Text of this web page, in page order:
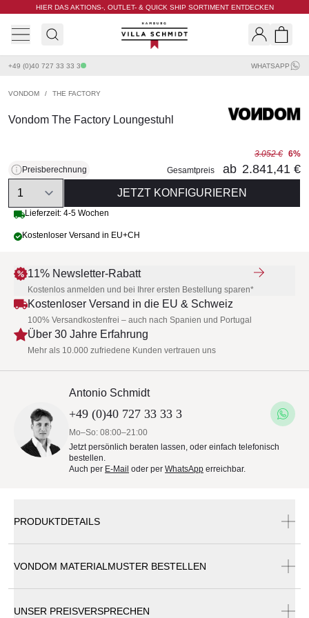
HIER DAS AKTIONS-, OUTLET- & QUICK SHIP SORTIMENT ENTDECKEN
Villa Schmidt
+49 (0)40 727 33 33 3 WHATSAPP
VONDOM / THE FACTORY
Vondom The Factory Loungestuhl
Preisberechnung
3.052 € 6%
Gesamtpreis
ab 2.841,41 €
Quantity
JETZT KONFIGURIEREN
Lieferzeit: 4-5 Wochen
Kostenloser Versand in EU+CH
11% Newsletter-Rabatt
Kostenlos anmelden und bei Ihrer ersten Bestellung sparen*
Kostenloser Versand in die EU & Schweiz
100% Versandkostenfrei – auch nach Spanien und Portugal
Über 30 Jahre Erfahrung
Mehr als 10.000 zufriedene Kunden vertrauen uns
Antonio Schmidt
+49 (0)40 727 33 33 3
Mo–So: 08:00–21:00
Jetzt persönlich beraten lassen, oder einfach telefonisch
bestellen.
Auch per E-Mail oder per WhatsApp erreichbar.
PRODUKTDETAILS
VONDOM MATERIALMUSTER BESTELLEN
UNSER PREISVERSPRECHEN